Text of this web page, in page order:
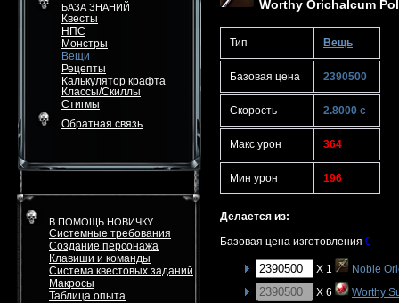
БАЗА ЗНАНИЙ
Квесты
НПС
Монстры
Вещи
Рецепты
Калькулятор крафта
Классы/Скиллы
Стигмы
Обратная связь
В ПОМОЩЬ НОВИЧКУ
Системные требования
Создание персонажа
Клавиши и команды
Система квестовых заданий
Макросы
Таблица опыта
Worthy Orichalcum
Тип Вещь
Базовая цена 2390500
Скорость 2.8000 с
Макс урон 364
Мин урон 196
Делается из:
Базовая цена изготовления 0
X 1
Noble
X 6
Worthy